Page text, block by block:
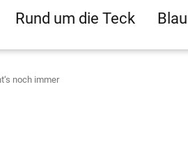
Rund um die Teck
noch immer